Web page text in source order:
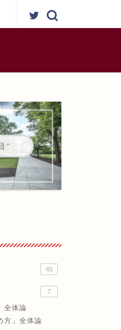
"
45
7
全体論
方」全体論